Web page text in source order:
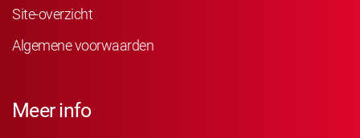
Site-overzicht
Algemene voorwaarden
Meer info